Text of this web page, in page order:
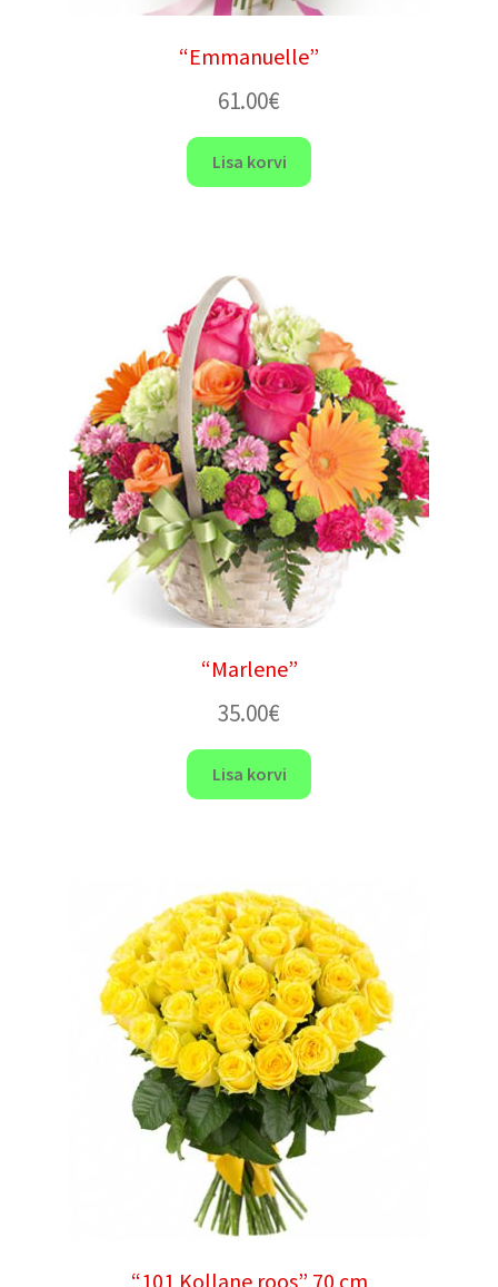
“Emmanuelle”
61.00€
Lisa korvi
“Marlene”
35.00€
Lisa korvi
“101 Kollane roos” 70 cm